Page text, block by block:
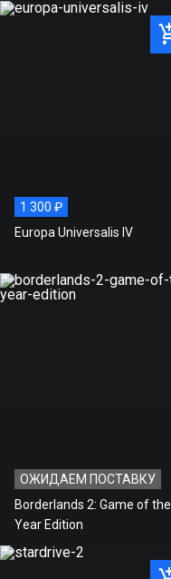
1 300 ₽
Europa Universalis IV
ОЖИДАЕМ ПОСТАВКУ
Borderlands 2: Game of the
Year Edition